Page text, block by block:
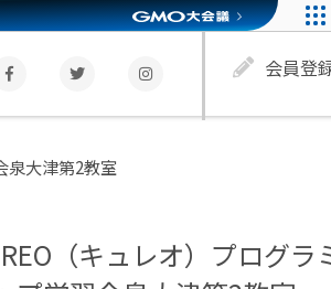
会員登
泉大津第2教室
（キュレオ）プログラ